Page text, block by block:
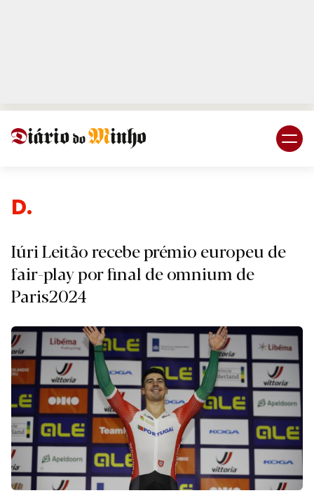
De
Iúri Leitão recebe prémio europeu de
fair-play por final de omnium de
Paris2024